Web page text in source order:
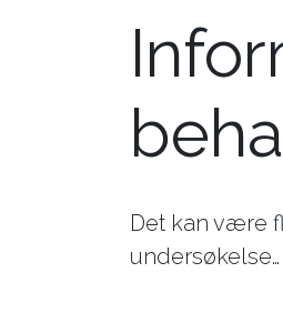
Det kan være
undersøkelse…